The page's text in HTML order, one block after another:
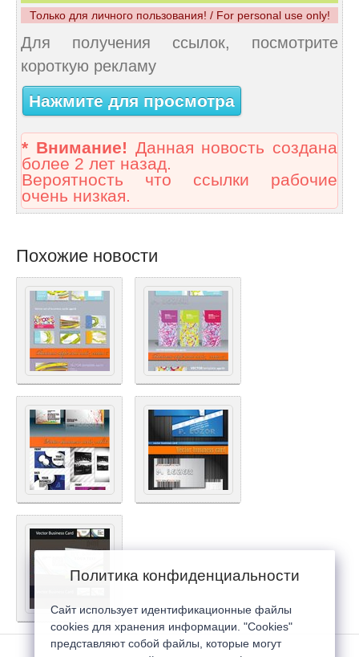
Только для личного пользования! / For personal use only!
Для получения ссылок, посмотрите
короткую рекламу
Нажмите для просмотра
* Внимание! Данная новость создана
более 2 лет назад.
Вероятность что ссылки рабочие
очень низкая.
Похожие новости
Политика конфиденциальности
Сайт использует идентификационные файлы
cookies для хранения информации. "Cookies"
представляют собой файлы, которые могут